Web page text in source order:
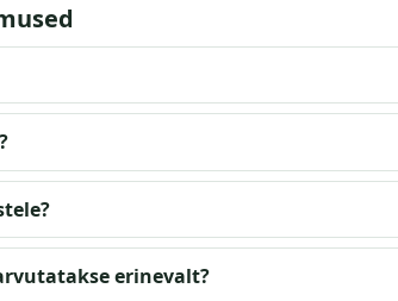
erinevalt?